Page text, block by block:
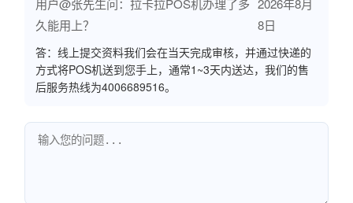
用户@张先生问：拉卡拉POS机办理了多
久能用上？
2026年8月
8日
答：线上提交资料我们会在当天完成审核，并通过快递的
方式将POS机送到您手上，通常1~3天内送达，我们的售
后服务热线为4006689516。